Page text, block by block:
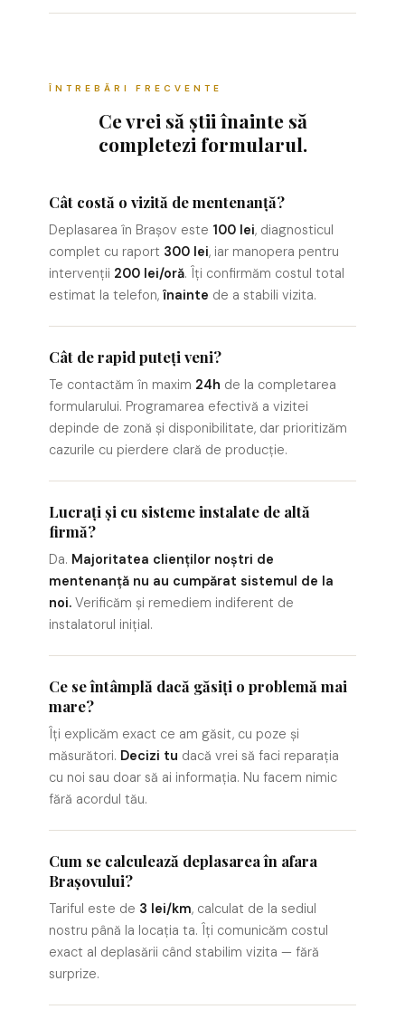
ÎNTREBĂRI FRECVENTE
Ce vrei să știi înainte să
completezi formularul.
Cât costă o vizită de mentenanță?
Deplasarea în Brașov este 100 lei, diagnosticul
complet cu raport 300 lei, iar manopera pentru
intervenții 200 lei/oră. Îți confirmăm costul total
estimat la telefon, înainte de a stabili vizita.
Cât de rapid puteți veni?
Te contactăm în maxim 24h de la completarea
formularului. Programarea efectivă a vizitei
depinde de zonă și disponibilitate, dar prioritizăm
cazurile cu pierdere clară de producție.
Lucrați și cu sisteme instalate de altă
firmă?
Da. Majoritatea clienților noștri de
mentenanță nu au cumpărat sistemul de la
noi. Verificăm și remediem indiferent de
instalatorul inițial.
Ce se întâmplă dacă găsiți o problemă mai
mare?
Îți explicăm exact ce am găsit, cu poze și
măsurători. Decizi tu dacă vrei să faci reparația
cu noi sau doar să ai informația. Nu facem nimic
fără acordul tău.
Cum se calculează deplasarea în afara
Brașovului?
Tariful este de 3 lei/km, calculat de la sediul
nostru până la locația ta. Îți comunicăm costul
exact al deplasării când stabilim vizita — fără
surprize.